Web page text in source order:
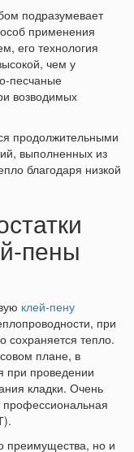
подразумевает
применения
его технология
чем у
песчаные
возводимых
продолжительными
выполненных из
благодаря низкой
пены
клей-пену
при
тепло.
плане, в
при проведении
кладки. Очень
профессиональная
преимущества, но и